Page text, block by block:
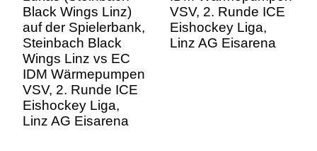
IDM Wärmepumpen
VSV, 2. Runde ICE
Eishockey Liga,
Linz AG Eisarena